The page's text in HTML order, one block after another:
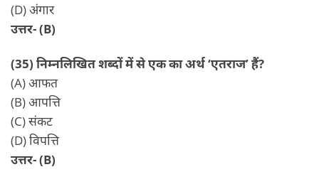
(D) अंगार
उत्तर- (B)
(35) निम्नलिखित शब्दों में से एक का अर्थ ‘एतराज’ हैं?
(A) आफत
(B) आपत्ति
(C) संकट
(D) विपत्ति
उत्तर- (B)